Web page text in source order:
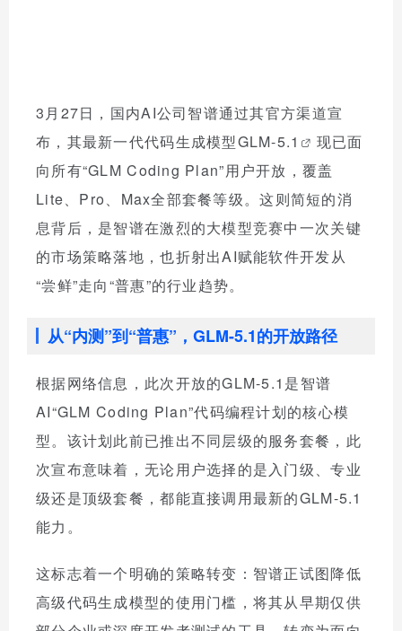
3月27日，国内AI公司智谱通过其官方渠道宣
布，其最新一代代码生成模型GLM-5.1
现已面
向所有“GLM Coding Plan”用户开放，覆盖
Lite、Pro、Max全部套餐等级。这则简短的消
息背后，是智谱在激烈的大模型竞赛中一次关键
的市场策略落地，也折射出AI赋能软件开发从
“尝鲜”走向“普惠”的行业趋势。
从“内测”到“普惠”，GLM-5.1的开放路径
根据网络信息，此次开放的GLM-5.1是智谱
AI“GLM Coding Plan”代码编程计划的核心模
型。该计划此前已推出不同层级的服务套餐，此
次宣布意味着，无论用户选择的是入门级、专业
级还是顶级套餐，都能直接调用最新的GLM-5.1
能力。
这标志着一个明确的策略转变：智谱正试图降低
高级代码生成模型的使用门槛，将其从早期仅供